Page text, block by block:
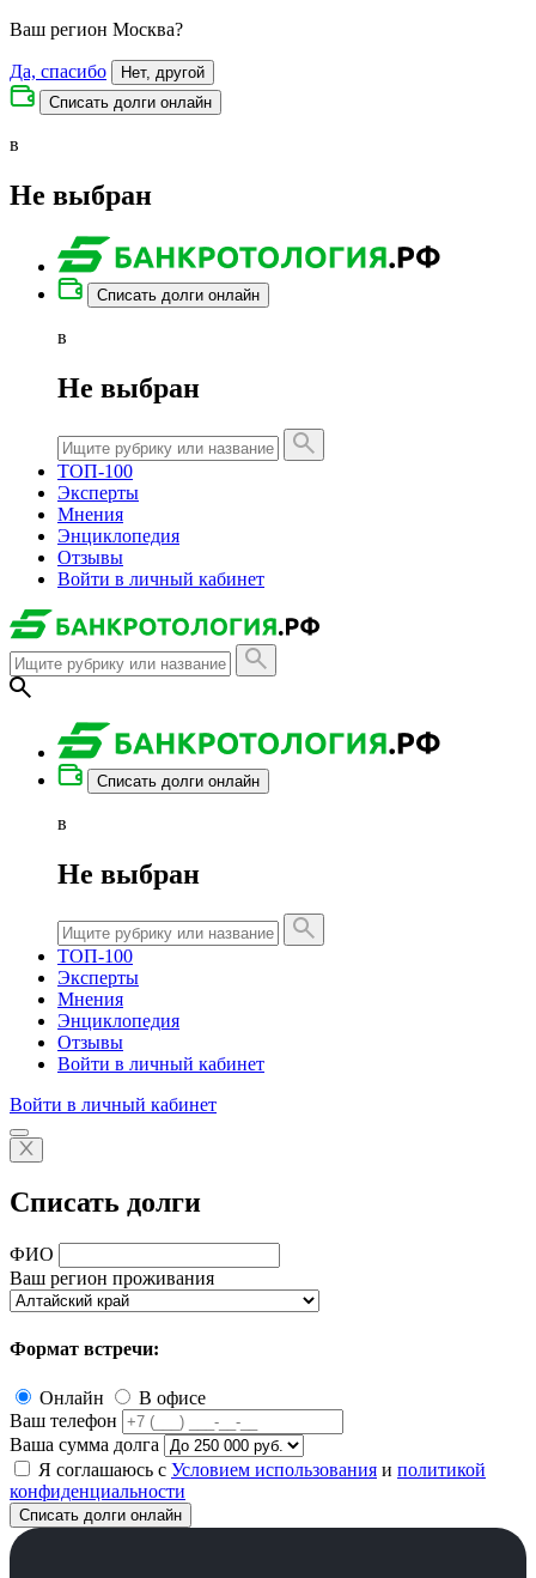
Ваш регион Москва?
Да, спасибо
Нет, другой
Списать долги онлайн
в
Не выбран
Списать долги онлайн
в
Не выбран
ТОП-100
Эксперты
Мнения
Энциклопедия
Отзывы
Войти в личный кабинет
Списать долги онлайн
в
Не выбран
ТОП-100
Эксперты
Мнения
Энциклопедия
Отзывы
Войти в личный кабинет
Войти в личный кабинет
Списать долги
ФИО
Ваш регион проживания
Формат встречи:
Онлайн
В офисе
Ваш телефон
Ваша сумма долга
Я соглашаюсь с Условием использования и политикой
конфиденциальности
Списать долги онлайн